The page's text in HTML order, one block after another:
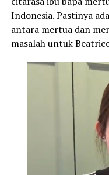
Indonesia. Pastinya
antara mertua dan
masalah untuk